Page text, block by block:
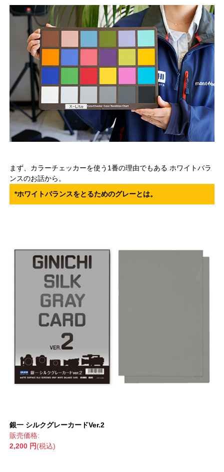
まず、カラーチェッカーを使う1番の理由でもある ホワイトバラ
ンスのお話から。
*ホワイトバランスをとるためのグレーとは。
銀一 シルクグレーカードVer.2
販売価格:
2,200 円(税込)